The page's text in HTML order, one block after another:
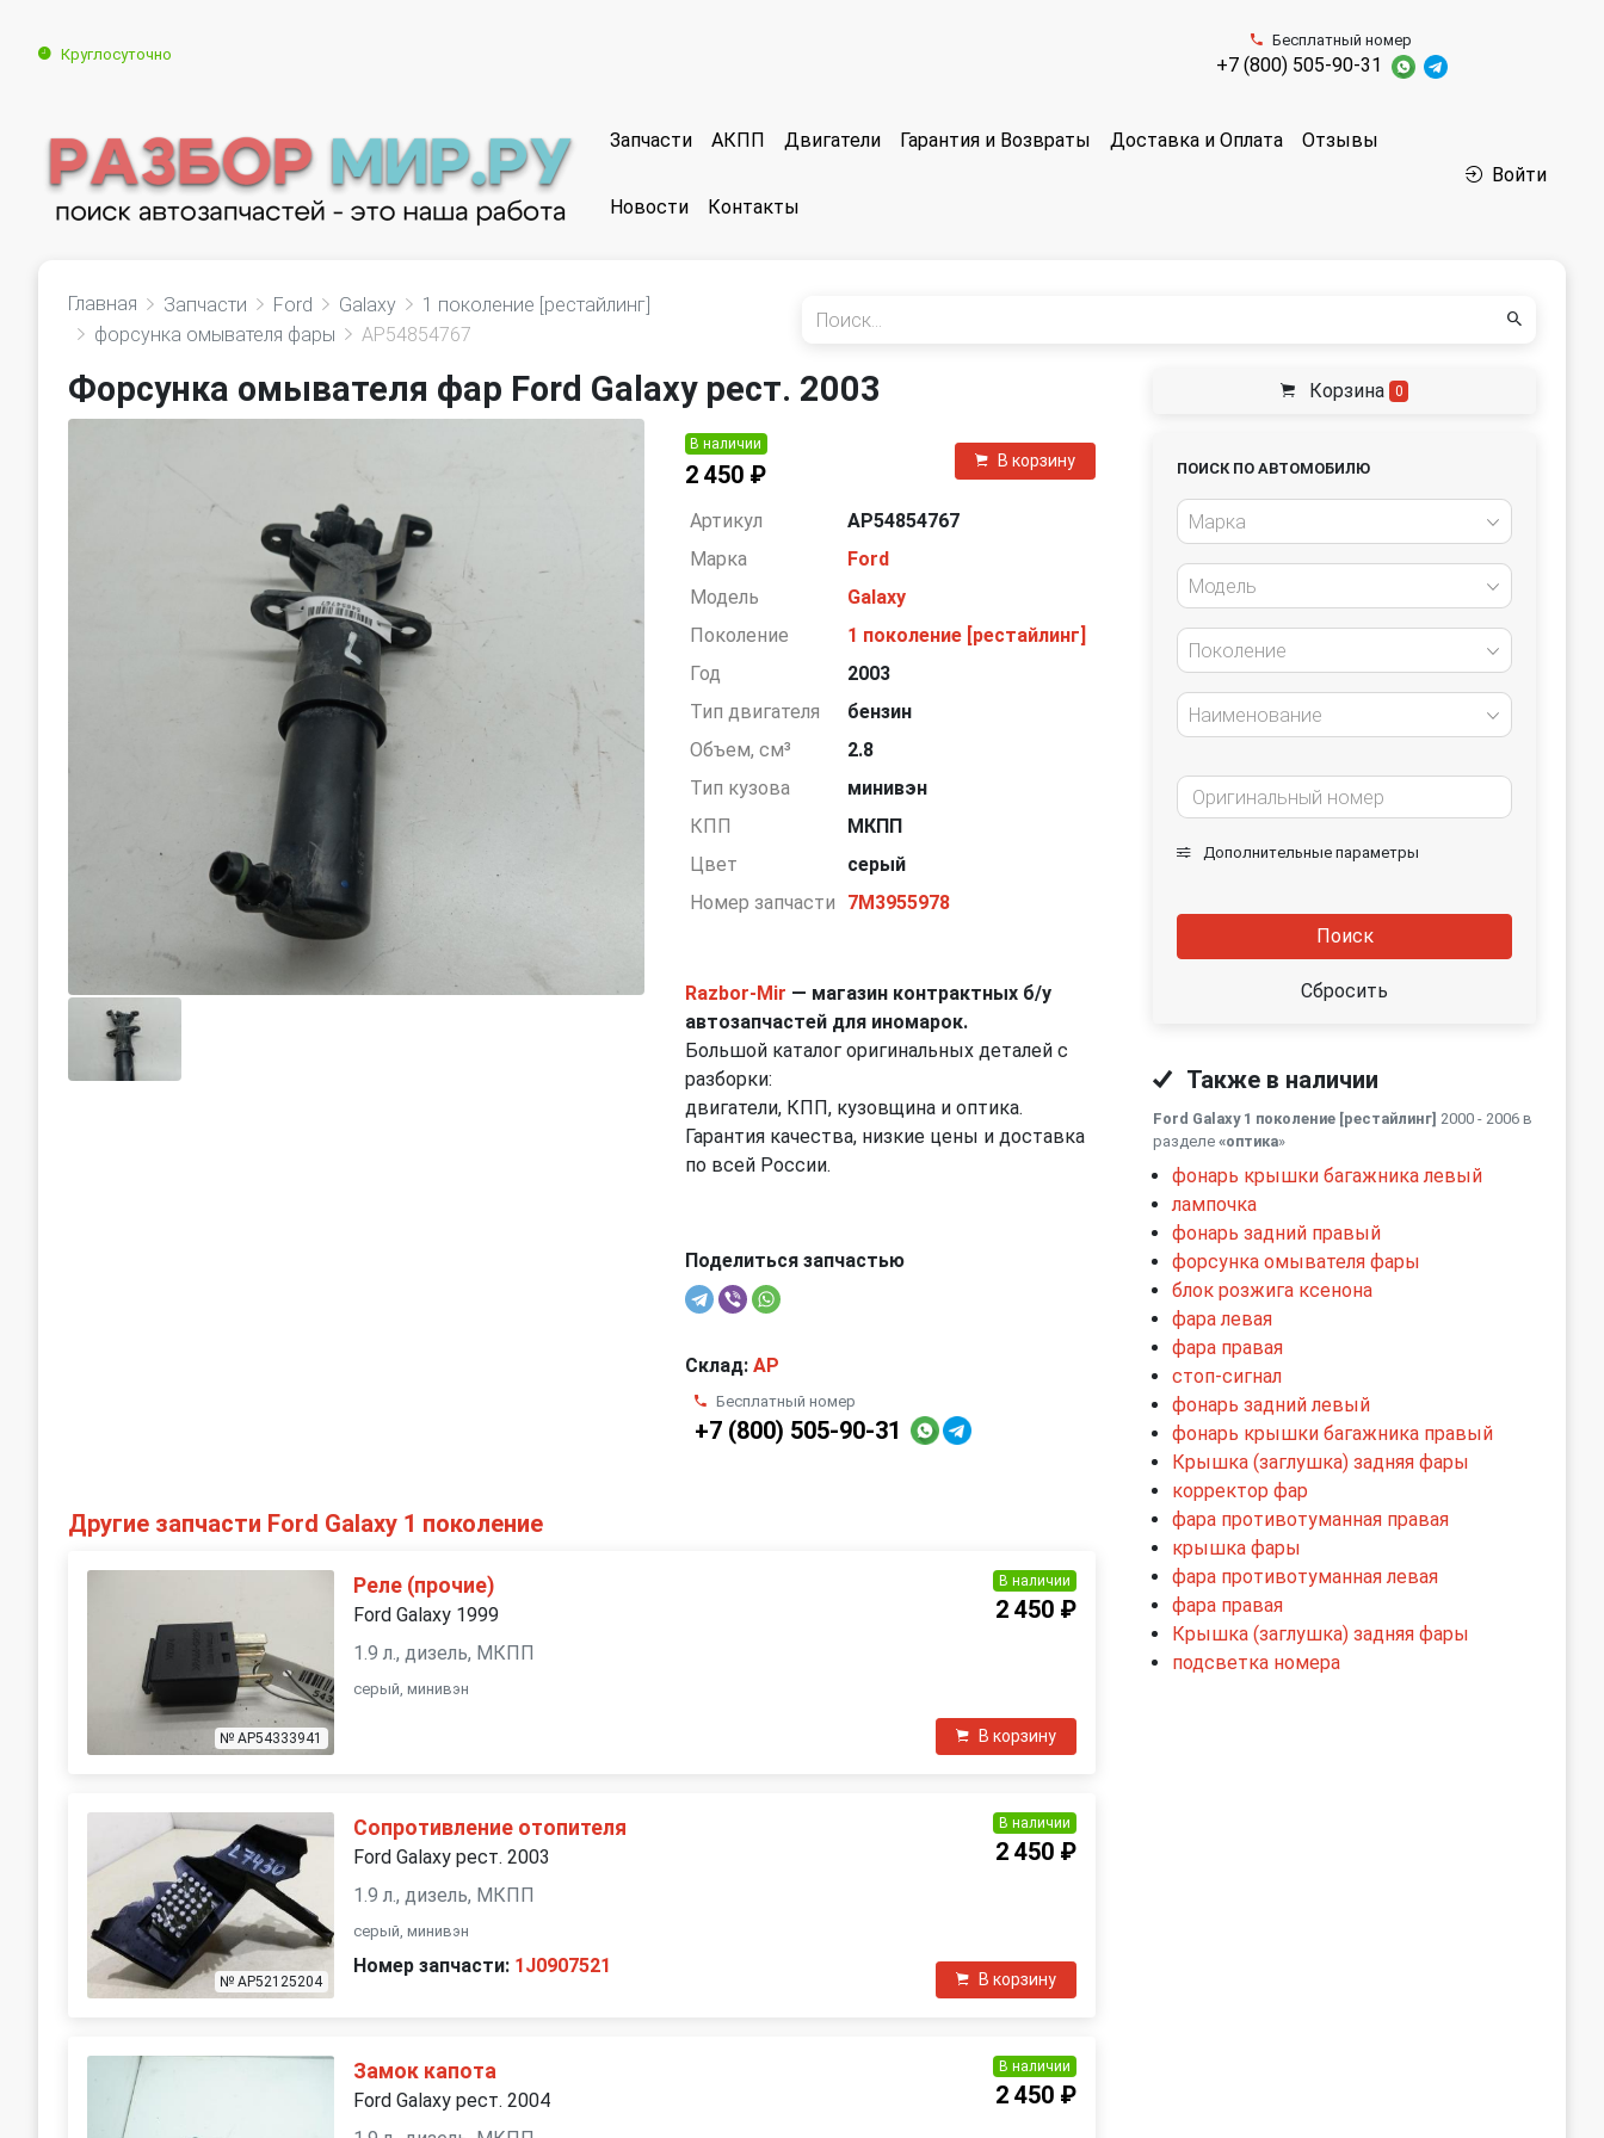
Круглосуточно
Бесплатный номер
+7 (800) 505-90-31
Запчасти АКПП Двигатели Гарантия и Возвраты Доставка и Оплата Отзывы
Новости Контакты
Войти
Главная Запчасти Ford Galaxy
1 поколение [рестайлинг]
форсунка омывателя фары
AP54854767
Форсунка омывателя фар Ford Galaxy рест. 2003
В наличии
2 450 ₽
В корзину
Артикул
AP54854767
Марка
Ford
Модель
Galaxy
Поколение
1 поколение [рестайлинг]
Год
2003
Тип двигателя
бензин
Объем, см³
2.8
Тип кузова
минивэн
КПП
МКПП
Цвет
серый
Номер запчасти
7M3955978
Razbor-Mir — магазин контрактных б/у
автозапчастей для иномарок.
Большой каталог оригинальных деталей с
разборки:
двигатели, КПП, кузовщина и оптика.
Гарантия качества, низкие цены и доставка
по всей России.
Поделиться запчастью
Склад: AP
Бесплатный номер
+7 (800) 505-90-31
Другие запчасти Ford Galaxy 1 поколение
№ AP54333941
Реле (прочие)
Ford Galaxy 1999
1.9 л., дизель, МКПП
серый, минивэн
В наличии
2 450 ₽
В корзину
№ AP52125204
Сопротивление отопителя
Ford Galaxy рест. 2003
1.9 л., дизель, МКПП
серый, минивэн
Номер запчасти: 1J0907521
В наличии
2 450 ₽
В корзину
Замок капота
Ford Galaxy рест. 2004
В наличии
2 450 ₽
Корзина 0
ПОИСК ПО АВТОМОБИЛЮ
Марка
Модель
Поколение
Наименование
Дополнительные параметры
Поиск
Сбросить
Также в наличии
Ford Galaxy 1 поколение [рестайлинг] 2000 - 2006 в
разделе «оптика»
фонарь крышки багажника левый
лампочка
фонарь задний правый
форсунка омывателя фары
блок розжига ксенона
фара левая
фара правая
стоп-сигнал
фонарь задний левый
фонарь крышки багажника правый
Крышка (заглушка) задняя фары
корректор фар
фара противотуманная правая
крышка фары
фара противотуманная левая
фара правая
Крышка (заглушка) задняя фары
подсветка номера